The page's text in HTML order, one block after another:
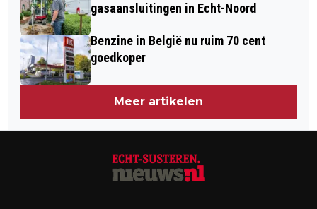
gasaansluitingen in Echt-Noord
Benzine in België nu ruim 70 cent
goedkoper
Meer artikelen